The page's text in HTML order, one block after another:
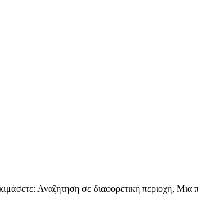
Αναζήτηση σε διαφορετική περιοχή, Μια